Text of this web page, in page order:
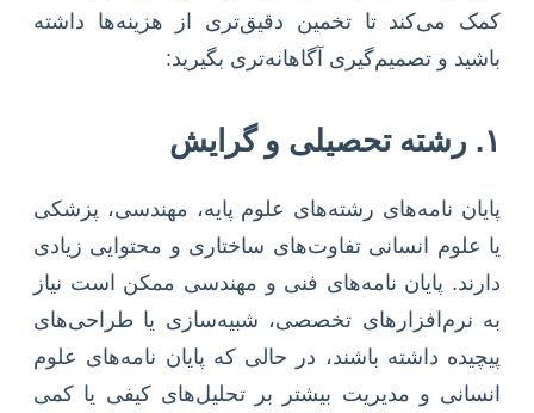
کمک می‌کند تا تخمین دقیق‌تری از هزینه‌ها داشته
باشید و تصمیم‌گیری آگاهانه‌تری بگیرید:
۱. رشته تحصیلی و گرایش
پایان نامه‌های رشته‌های علوم پایه، مهندسی، پزشکی
یا علوم انسانی تفاوت‌های ساختاری و محتوایی زیادی
دارند. پایان نامه‌های فنی و مهندسی ممکن است نیاز
به نرم‌افزارهای تخصصی، شبیه‌سازی یا طراحی‌های
پیچیده داشته باشند، در حالی که پایان نامه‌های علوم
انسانی و مدیریت بیشتر بر تحلیل‌های کیفی یا کمی